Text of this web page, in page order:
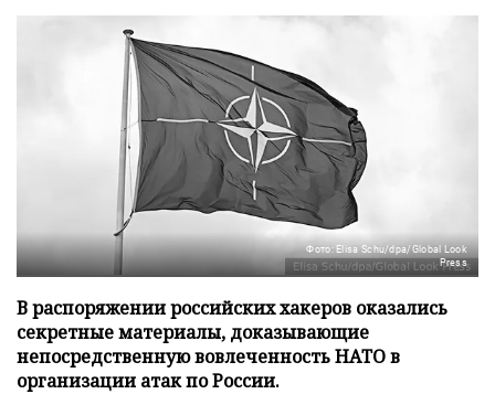
Фото: Elisa Schu/dpa/Global Look
Press
В распоряжении российских хакеров оказались
секретные материалы, доказывающие
непосредственную вовлеченность НАТО в
организации атак по России.